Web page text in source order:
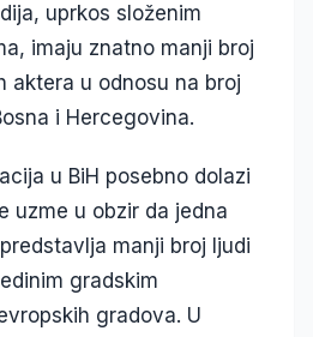
uprkos složenim
imaju znatno manji broj
aktera u odnosu na broj
i Hercegovina.
u BiH posebno dolazi
uzme u obzir da jedna
manji broj ljudi
gradskim
gradova. U